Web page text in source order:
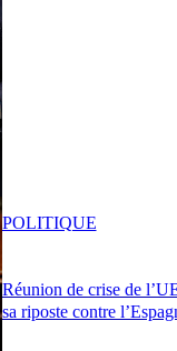
Réunion de crise de
sa riposte contre
POLITIQUE